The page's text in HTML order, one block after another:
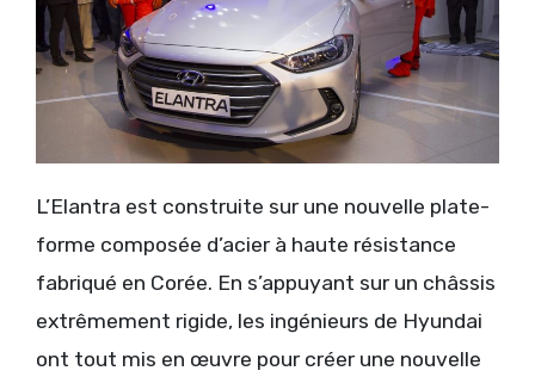
L’Elantra est construite sur une nouvelle plate-
forme composée d’acier à haute résistance
fabriqué en Corée. En s’appuyant sur un châssis
extrêmement rigide, les ingénieurs de Hyundai
ont tout mis en œuvre pour créer une nouvelle